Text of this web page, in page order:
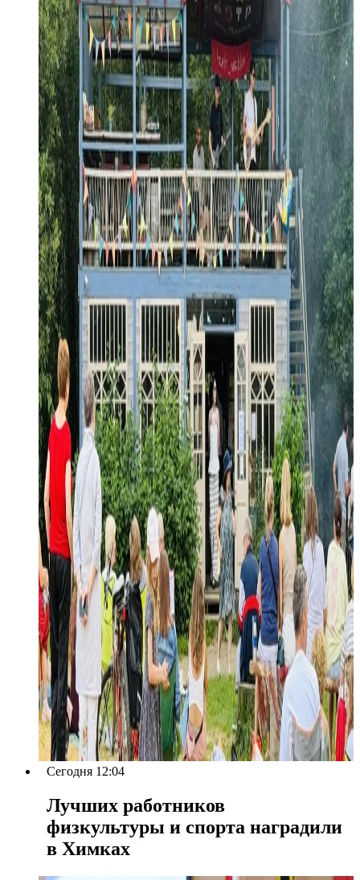
Сегодня 12:04
Лучших работников
физкультуры и спорта наградили
в Химках